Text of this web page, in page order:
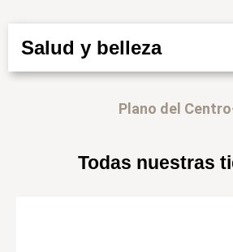
Salud y belleza
Plano del Centro
Todas nuestras